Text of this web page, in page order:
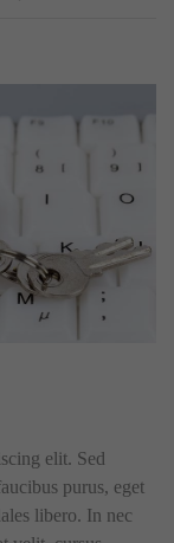
elit. Sed
purus, eget
libero. In nec